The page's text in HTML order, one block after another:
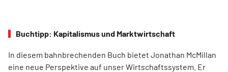
Buchtipp: Kapitalismus und Marktwirtschaft
In diesem bahnbrechenden Buch bietet Jonathan McMillan
eine neue Perspektive auf unser Wirtschaftssystem. Er